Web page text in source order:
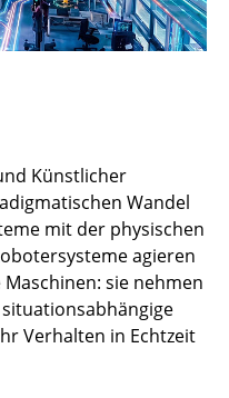
Künstlicher
Wandel
mit der physischen
agieren
sie nehmen
Verhalten in Echtzeit